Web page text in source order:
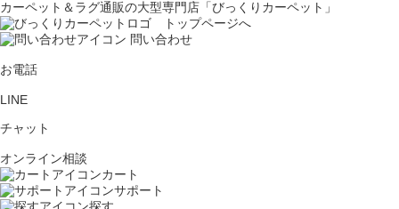
カーペット＆ラグ通販の大型専門店「びっくりカーペット」
問い合わせ
お電話
LINE
チャット
オンライン相談
カート
サポート